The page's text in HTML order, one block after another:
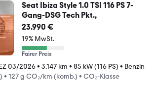
Seat Ibiza Style 1.0 TSI 116 PS 7-
Gang-DSG Tech Pkt.,
23.990 €
19% MwSt.
Fairer Preis
03/2026• 3.147 km • 85 kW (116 PS) • Benzin
• 127 g CO₂/km (komb.) • CO₂-Klasse